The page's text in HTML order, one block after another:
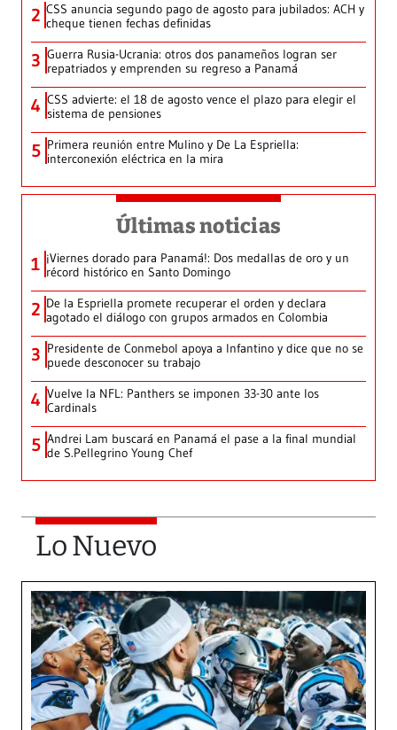
2 CSS anuncia segundo pago de agosto para jubilados: ACH y
cheque tienen fechas definidas
3 Guerra Rusia-Ucrania: otros dos panameños logran ser
repatriados y emprenden su regreso a Panamá
4 CSS advierte: el 18 de agosto vence el plazo para elegir el
sistema de pensiones
5 Primera reunión entre Mulino y De La Espriella:
interconexión eléctrica en la mira
Últimas noticias
1 ¡Viernes dorado para Panamá!: Dos medallas de oro y un
récord histórico en Santo Domingo
2 De la Espriella promete recuperar el orden y declara
agotado el diálogo con grupos armados en Colombia
3 Presidente de Conmebol apoya a Infantino y dice que no se
puede desconocer su trabajo
4 Vuelve la NFL: Panthers se imponen 33-30 ante los
Cardinals
5 Andrei Lam buscará en Panamá el pase a la final mundial
de S.Pellegrino Young Chef
Lo Nuevo